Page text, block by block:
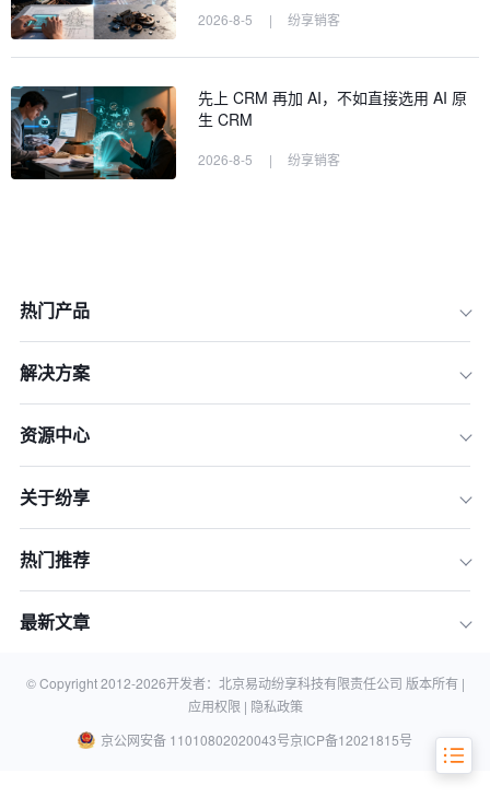
意愿难题
析
护城河
2026-8-5 | 纷享销客
先上 CRM 再加 AI，不如直接选用 AI 原
生 CRM
2026-8-5 | 纷享销客
热门产品
解决方案
资源中心
关于纷享
热门推荐
最新文章
© Copyright 2012-2026开发者：北京易动纷享科技有限责任公司 版本所有 |
应用权限 | 隐私政策
京公网安备 11010802020043号京ICP备12021815号